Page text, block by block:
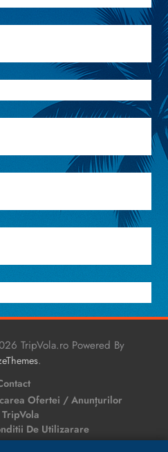
TripVola.ro Powered By
.
Ofertei / Anunțurilor
TripVola
De Utilizarare